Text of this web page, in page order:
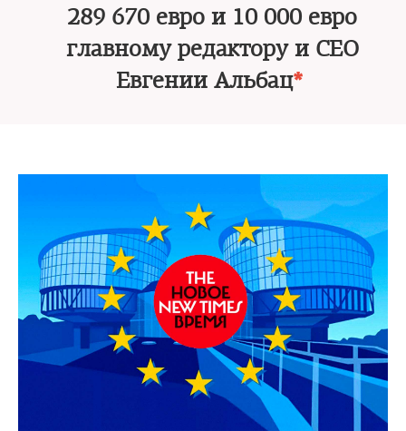
289 670 евро и 10 000 евро
главному редактору и CEO
Евгении Альбац*